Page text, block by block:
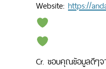
Website: https://
Cr. ขอบคุณข้อมูลดีๆจ